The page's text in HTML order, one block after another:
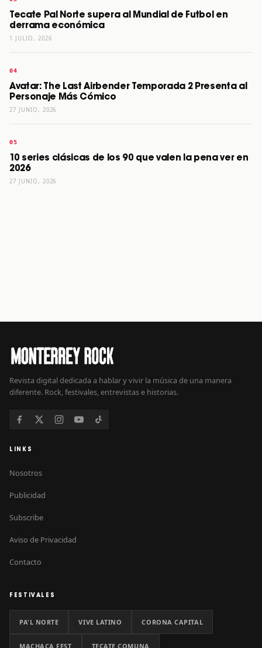
Tecate Pal Norte supera al Mundial de Futbol en
derrama económica
1 JULIO, 2026
Avatar: The Last Airbender Temporada 2 Presenta al
Personaje Más Cómico
27 JUNIO, 2026
10 series clásicas de los 90 que valen la pena ver en
2026
27 JUNIO, 2026
Revista digital dedicada a hablar y vivir la música de una manera
diferente. Rock, festivales, entrevistas e historias.
LINKS
Nosotros
Publicidad
Subscribe
Aviso de Privacidad
Contacto
FESTIVALES
PA'L NORTE VIVE LATINO CORONA CAPITAL
MACHACA FEST TECATE COMUNA